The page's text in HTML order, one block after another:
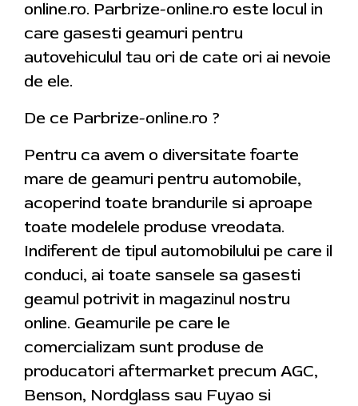
online.ro. Parbrize-online.ro este locul in
care gasesti geamuri pentru
autovehiculul tau ori de cate ori ai nevoie
de ele.
De ce Parbrize-online.ro ?
Pentru ca avem o diversitate foarte
mare de geamuri pentru automobile,
acoperind toate brandurile si aproape
toate modelele produse vreodata.
Indiferent de tipul automobilului pe care il
conduci, ai toate sansele sa gasesti
geamul potrivit in magazinul nostru
online. Geamurile pe care le
comercializam sunt produse de
producatori aftermarket precum AGC,
Benson, Nordglass sau Fuyao si